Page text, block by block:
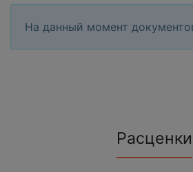
На данный момент
Расценки